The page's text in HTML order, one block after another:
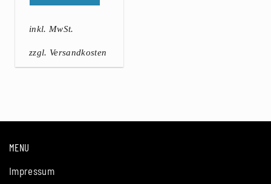
inkl. MwSt.
zzgl. Versandkosten
MENU
Impressum